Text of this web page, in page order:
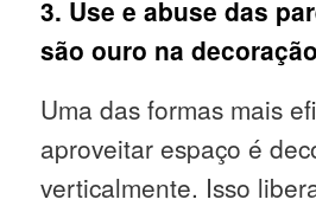
3. Use e abuse das
são ouro na decoração
Uma das formas mais
aproveitar espaço é
verticalmente. Isso